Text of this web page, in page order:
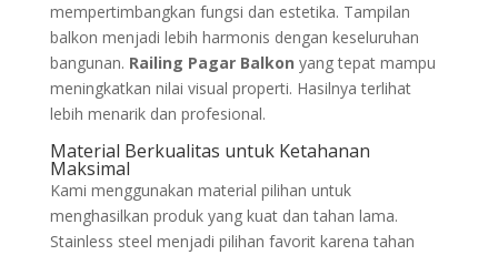
mempertimbangkan fungsi dan estetika. Tampilan
balkon menjadi lebih harmonis dengan keseluruhan
bangunan. Railing Pagar Balkon yang tepat mampu
meningkatkan nilai visual properti. Hasilnya terlihat
lebih menarik dan profesional.
Material Berkualitas untuk Ketahanan
Maksimal
Kami menggunakan material pilihan untuk
menghasilkan produk yang kuat dan tahan lama.
Stainless steel menjadi pilihan favorit karena tahan